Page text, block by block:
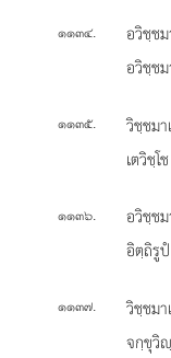
๑๑๓๔.
อวิชฺช
อวิชฺช
๑๑๓๕.
วิชฺชม
เตวิชฺ
๑๑๓๖.
อวิชฺช
อิตฺถิรู
๑๑๓๗. วิชฺชม
จกฺขุวิ